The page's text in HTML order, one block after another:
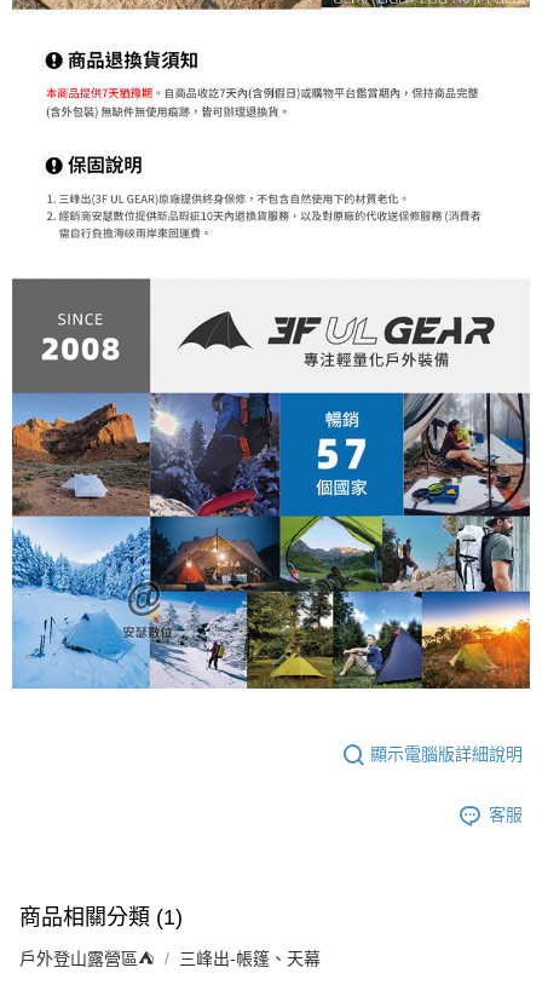
顯示電腦版詳細說明
客服
商品相關分類 (1)
戶外登山露營區⛺️ 三峰出-帳篷、天幕